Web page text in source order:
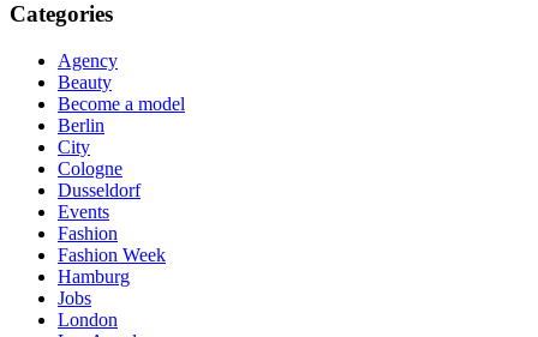
Categories
Agency
Beauty
Become a model
Berlin
City
Cologne
Dusseldorf
Events
Fashion
Fashion Week
Hamburg
Jobs
London